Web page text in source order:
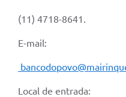
(11) 4718-8641.
E-mail:
Local de entrada: